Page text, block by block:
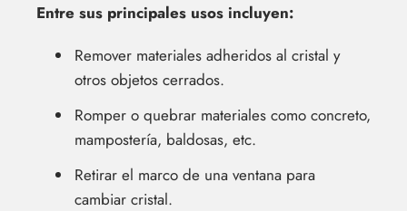
Entre sus principales usos incluyen:
Remover materiales adheridos al cristal y
otros objetos cerrados.
Romper o quebrar materiales como concreto,
mampostería, baldosas, etc.
Retirar el marco de una ventana para
cambiar cristal.